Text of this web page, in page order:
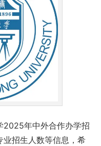
2025年中外合作办学招
招生人数等信息，希